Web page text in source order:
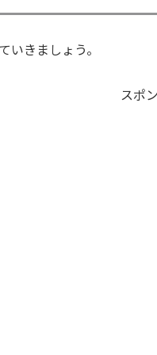
いきましょう。
スポ